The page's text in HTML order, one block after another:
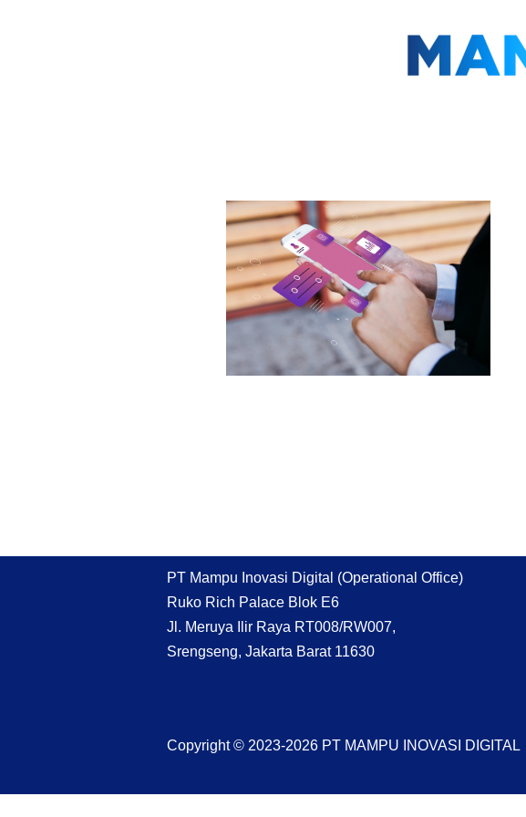
PT Mampu Inovasi Digital (Operational Office)
Ruko Rich Palace Blok E6
Jl. Meruya Ilir Raya RT008/RW007,
Srengseng, Jakarta Barat 11630
Copyright © 2023-2026 PT MAMPU INOVASI DIGITAL